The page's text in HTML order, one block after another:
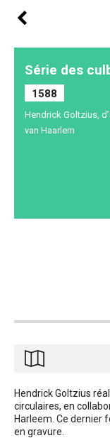
Série des
1588
Hendrick Goltzius,
van Haarlem
Hendrick Goltzius
circulaires, en
Harleem. Ce dernier
en gravure.